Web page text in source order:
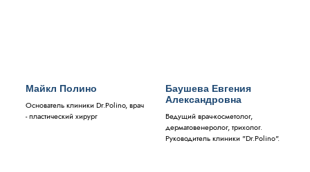
Майкл Полино
Основатель клиники Dr.Polino, врач
- пластический хирург
Баушева Евгения
Александровна
Ведущий врач-косметолог,
дерматовенеролог, трихолог.
Руководитель клиники "Dr.Polino".